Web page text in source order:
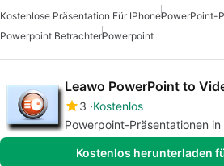
Kostenlose Präsentation Für IPhonePowerPoint-
Powerpoint BetrachterPowerpoint
Leawo PowerPoint to
3 Kostenlos
Powerpoint-Präsentationen
Kostenlos herunterladen